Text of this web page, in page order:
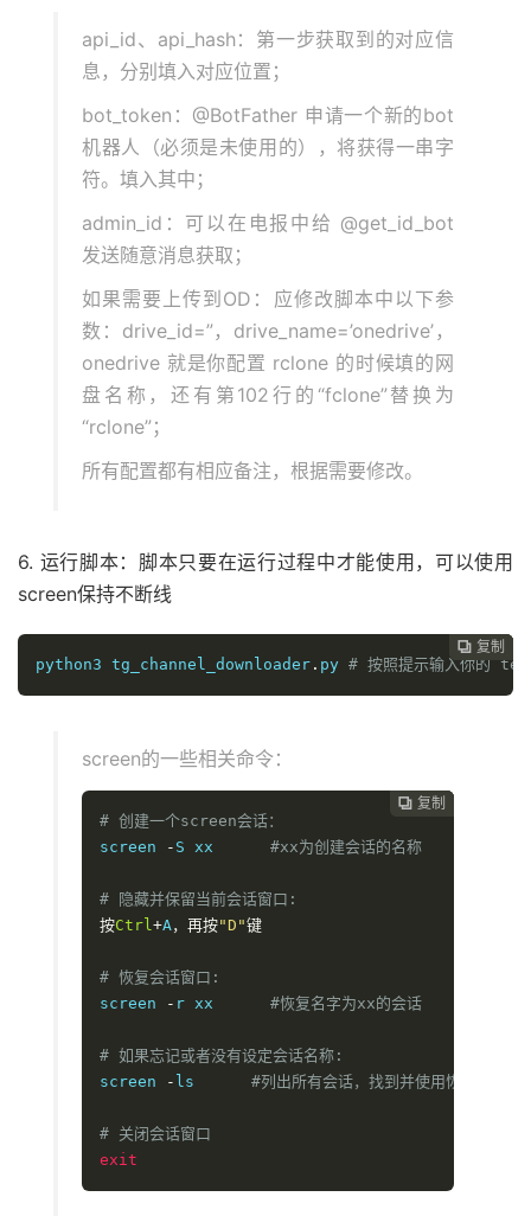
api_id、api_hash：第一步获取到的对应信
息，分别填入对应位置；
bot_token：@BotFather 申请一个新的bot
机器人（必须是未使用的），将获得一串字
符。填入其中；
admin_id：可以在电报中给 @get_id_bot
发送随意消息获取；
如果需要上传到OD：应修改脚本中以下参
数：drive_id=”，drive_name=’onedrive’，
onedrive 就是你配置 rclone 的时候填的网
盘名称，还有第102行的“fclone”替换为
“rclone”；
所有配置都有相应备注，根据需要修改。
6. 运行脚本：脚本只要在运行过程中才能使用，可以使用
screen保持不断线
 复制
 复制
 复制
 复制
python3 tg_channel_downloader . # 按照提示输入你的
screen的一些相关命令：
 复制
 复制
 复制
# 创建一个screen会话：
screen
- S xx #xx为创建会话的名称
# 隐藏并保留当前会话窗口:
按Ctrl+A，再按"D"键
# 恢复会话窗口:
screen
- r xx #恢复名字为xx的会话
# 如果忘记或者没有设定会话名称:
screen
- ls #列出所有会话，找到并使用恢复命令
# 关闭会话窗口
exit